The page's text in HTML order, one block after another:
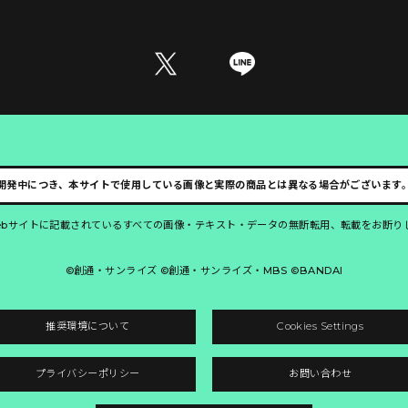
発中につき、本サイトで使用している画像と実際の商品とは異なる場合がございます。
サイトに記載されているすべての画像・テキスト・データの無断転用、転載をお断り
©創通・サンライズ ©創通・サンライズ・MBS ©BANDAI
推奨環境について Cookies Settings
プライバシーポリシー お問い合わせ